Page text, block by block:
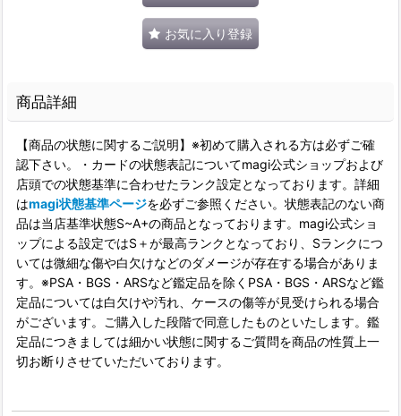
お気に入り登録
商品詳細
【商品の状態に関するご説明】※初めて購入される方は必ずご確
認下さい。・カードの状態表記についてmagi公式ショップおよび
店頭での状態基準に合わせたランク設定となっております。詳細
はmagi状態基準ページを必ずご参照ください。状態表記のない商
品は当店基準状態S~A+の商品となっております。magi公式ショ
ップによる設定ではS＋が最高ランクとなっており、Sランクにつ
いては微細な傷や白欠けなどのダメージが存在する場合がありま
す。※PSA・BGS・ARSなど鑑定品を除くPSA・BGS・ARSなど鑑
定品については白欠けや汚れ、ケースの傷等が見受けられる場合
がございます。ご購入した段階で同意したものといたします。鑑
定品につきましては細かい状態に関するご質問を商品の性質上一
切お断りさせていただいております。